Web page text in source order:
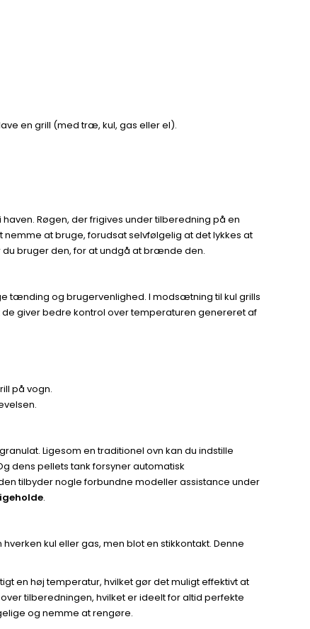
en grill (med træ, kul, gas eller el).
Røgen, der frigives under tilberedning på en
at bruge, forudsat selvfølgelig at det lykkes at
bruger den, for at undgå at brænde den.
tænding og brugervenlighed. I modsætning til kul grills
giver bedre kontrol over temperaturen genereret af
på vogn.
Ligesom en traditionel ovn kan du indstille
dens pellets tank forsyner automatisk
tilbyder nogle forbundne modeller assistance under
.
kul eller gas, men blot en stikkontakt. Denne
en høj temperatur, hvilket gør det muligt effektivt at
tilberedningen, hvilket er ideelt for altid perfekte
og nemme at rengøre.